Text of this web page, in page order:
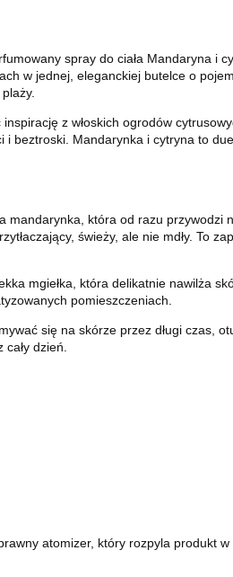
spray do ciała Mandaryna i
w jednej, eleganckiej butelce o
z włoskich ogrodów
Mandarynka i cytryna to
która od razu przywodzi
świeży, ale nie mdły. To
mgiełka, która delikatnie nawilża
pomieszczeniach.
się na skórze przez długi czas,
dzień.
atomizer, który rozpyla produkt